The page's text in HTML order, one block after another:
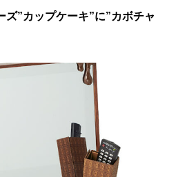
”カップケーキ”に”カボチャ